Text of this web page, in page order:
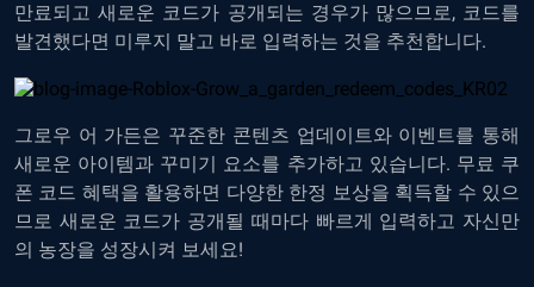
만료되고 새로운 코드가 공개되는 경우가 많으므로, 코드를
발견했다면 미루지 말고 바로 입력하는 것을 추천합니다.
그로우 어 가든은 꾸준한 콘텐츠 업데이트와 이벤트를 통해
새로운 아이템과 꾸미기 요소를 추가하고 있습니다. 무료 쿠
폰 코드 혜택을 활용하면 다양한 한정 보상을 획득할 수 있으
므로 새로운 코드가 공개될 때마다 빠르게 입력하고 자신만
의 농장을 성장시켜 보세요!